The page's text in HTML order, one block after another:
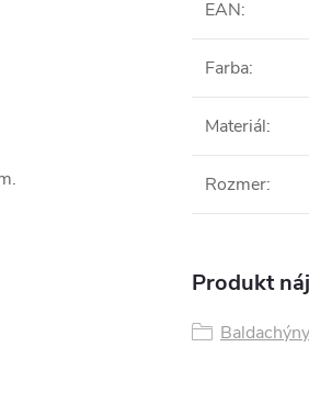
EAN:
Farba:
Materiál:
Rozmer:
Produkt